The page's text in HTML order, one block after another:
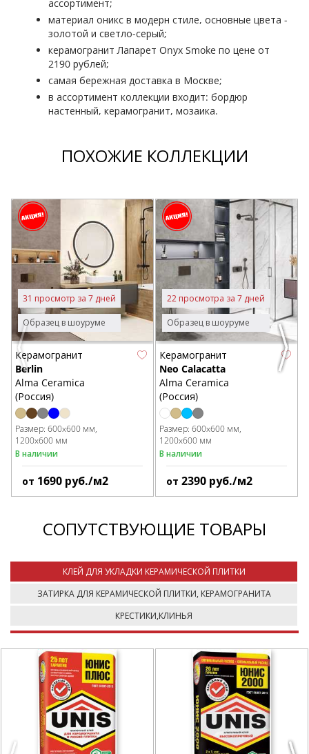
ассортимент;
материал оникс в модерн стиле, основные цвета -
золотой и светло-серый;
керамогранит Лапарет Onyx Smoke по цене от
2190 рублей;
самая бережная доставка в Москве;
в ассортимент коллекции входит: бордюр
настенный, керамогранит, мозаика.
ПОХОЖИЕ КОЛЛЕКЦИИ
Previous
Образец в шоуруме
31 просмотр за 7 дней
Керамогранит
Berlin
Alma Ceramica
(Россия)
Размер: 600x600 мм
1200x600 мм
В наличии
от 1690 руб./м2
Образец в шоуруме
22 просмотра за 7 дней
Керамогранит
Neo Calacatta
Alma Ceramica
(Россия)
Размер: 600x600 мм
1200x600 мм
В наличии
от 2390 руб./м2
Next
СОПУТСТВУЮЩИЕ ТОВАРЫ
КЛЕЙ ДЛЯ УКЛАДКИ КЕРАМИЧЕСКОЙ ПЛИТКИ
ЗАТИРКА ДЛЯ КЕРАМИЧЕСКОЙ ПЛИТКИ, КЕРАМОГРАНИТА
КРЕСТИКИ,КЛИНЬЯ